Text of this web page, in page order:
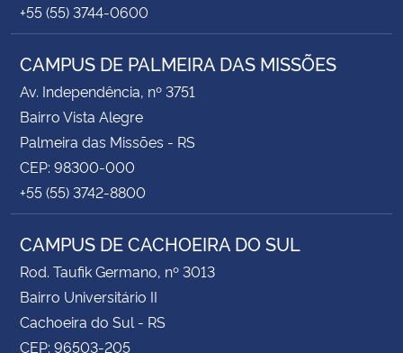
+55 (55) 3744-0600
CAMPUS DE PALMEIRA DAS MISSÕES
Av. Independência, nº 3751
Bairro Vista Alegre
Palmeira das Missões - RS
CEP: 98300-000
+55 (55) 3742-8800
CAMPUS DE CACHOEIRA DO SUL
Rod. Taufik Germano, nº 3013
Bairro Universitário II
Cachoeira do Sul - RS
CEP: 96503-205